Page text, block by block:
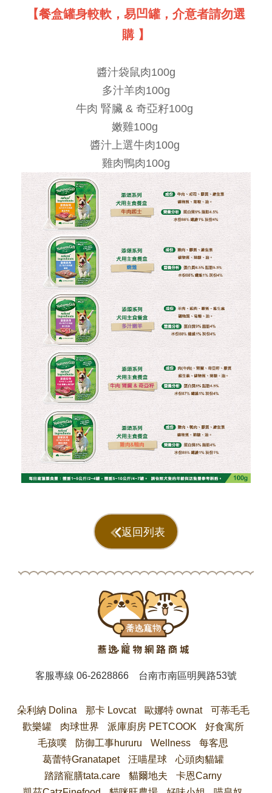
【餐盒罐身較軟，易凹罐，介意者請勿選
購 】
醬汁袋鼠肉100g
多汁羊肉100g
牛肉 腎臟 & 奇亞籽100g
嫩雞100g
醬汁上選牛肉100g
雞肉鴨肉100g
返回列表
客服專線06-2628866 台南市南區明興路53號
朵利納 Dolina 那卡 Lovcat 歐娜特 ownat
可蒂毛毛
歡樂罐
肉球世界 派庫廚房 PETCOOK
好食寓所
毛孩噗
防御工事hururu Wellness
每客思
葛蕾特Granatapet
汪喵星球
心頭肉貓罐
踏踏寵膳tata.care
貓爾地夫
卡恩Carny